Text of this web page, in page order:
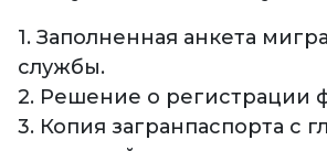
1. Заполненная анкета
службы.
2. Решение о регистрации
3. Копия загранпаспорта с